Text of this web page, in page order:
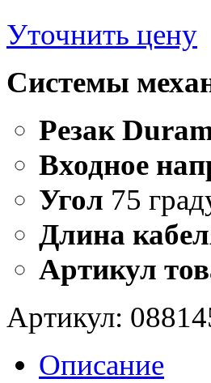
Уточнить цену
Системы
Резак
Входное
Угол 75
Длина
Артикул
Артикул:
Описание